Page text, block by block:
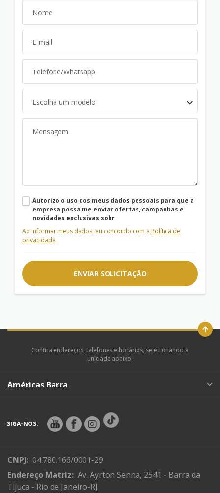
Escolha um modelo
Autorizo o uso dos meus dados pessoais para que a
empresa possa me enviar ofertas, campanhas e
novidades exclusivas sobr
Ao informar meus dados, eu concordo com a Política de
privacidade.
ENVIAR SOLICITAÇÃO
Confira endereços, telefones e horários, selecionando a
unidade abaixo:
Américas Barra
SIGA-NOS:
CNPJ: 04.780.166/0001-29
Endereço Matriz: Av. Ayrton Senna, 2541 - Barra da
Tijuca - Rio de Janeiro-RJ